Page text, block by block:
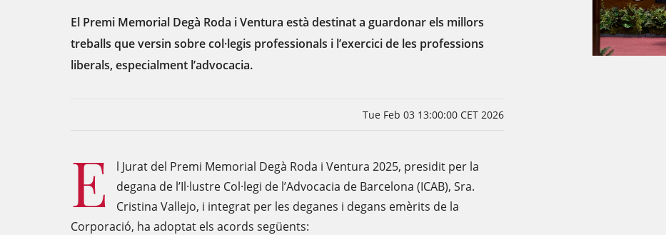
El Premi Memorial Degà Roda i Ventura està destinat a guardonar els millors
treballs que versin sobre col·legis professionals i l’exercici de les professions
liberals, especialment l’advocacia.
Tue Feb 03 13:00:00 CET 2026
E
l Jurat del Premi Memorial Degà Roda i Ventura 2025, presidit per la
degana de l’Il·lustre Col·legi de l’Advocacia de Barcelona (ICAB), Sra.
Cristina Vallejo, i integrat per les deganes i degans emèrits de la
Corporació, ha adoptat els acords següents: